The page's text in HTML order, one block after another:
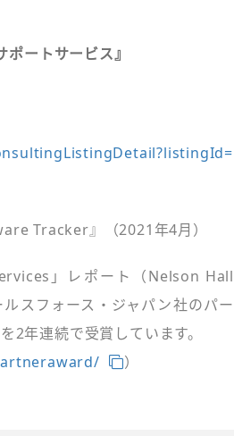
ートサービス』
Tracker』（2021年4月）
」レポート（Nelson Hall
スフォース・ジャパン社のパー
年連続で受賞しています。
）